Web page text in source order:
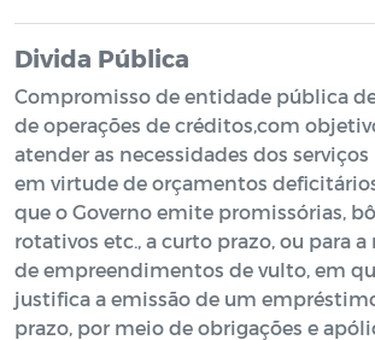
Divida Pública
Compromisso de entidade pública
de operações de créditos,com
atender as necessidades dos serviços
em virtude de orçamentos
que o Governo emite promissórias,
rotativos etc., a curto prazo, ou para a
de empreendimentos de vulto, em
justifica a emissão de um
prazo, por meio de obrigações e